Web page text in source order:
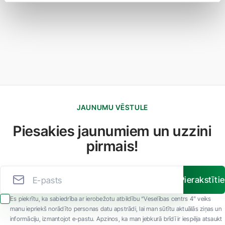
JAUNUMU VĒSTULE
Piesakies jaunumiem un uzzini
pirmais!
Es piekrītu, ka sabiedrība ar ierobežotu atbildību “Veselības centrs 4” veiks
manu iepriekš norādīto personas datu apstrādi, lai man sūtītu aktuālās ziņas un
informāciju, izmantojot e-pastu. Apzinos, ka man jebkurā brīdī ir iespēja atsaukt